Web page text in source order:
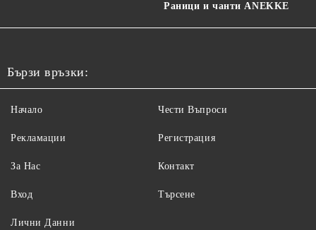
Раници и чанти ANEKKE
Бързи връзки:
Начало
Рекламации
За Нас
Вход
Чести Въпроси
Регистрация
Контакт
Търсене
Лични Данни